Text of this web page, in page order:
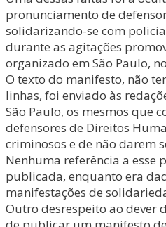
pronunciamento de
solidarizando-se com
durante as agitações
organizado em São Paulo,
O texto do manifesto, não
linhas, foi enviado às
São Paulo, os mesmos que
defensores de Direitos
criminosos e de não darem
Nenhuma referência a esse
publicada, enquanto era
manifestações de
Outro desrespeito ao dever